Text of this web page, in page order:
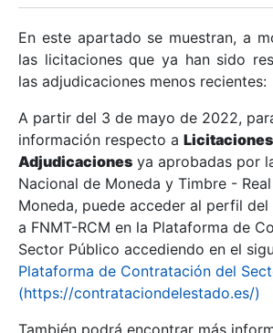
Mostrar/Ocultar
Mostrar/Ocultar
En este apartado se muestran, a
las licitaciones que ya han sido
las adjudicaciones menos recientes:
A partir del 3 de mayo de 2022,
información respecto a
Adjudicaciones ya aprobadas por
Nacional de Moneda y Timbre -
Moneda, puede acceder al perfil
a FNMT-RCM en la Plataforma de
Sector Público accediendo en el
Plataforma de Contratación del
(https://contrataciondelestado.es/)
También podrá encontrar más